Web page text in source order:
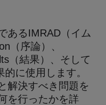
あるIMRAD（イム
（序論）、
（結果）、そして
に使用します。
解決すべき問題を
を行ったかを詳